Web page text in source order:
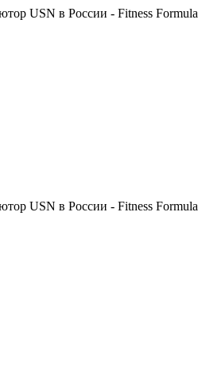
USN в России - Fitness Formula
USN в России - Fitness Formula